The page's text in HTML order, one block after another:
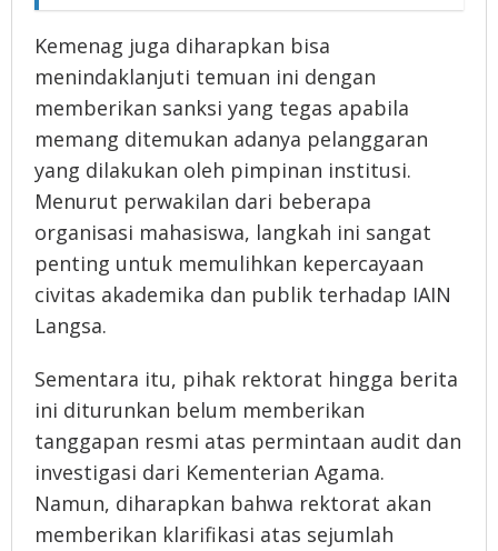
Kemenag juga diharapkan bisa
menindaklanjuti temuan ini dengan
memberikan sanksi yang tegas apabila
memang ditemukan adanya pelanggaran
yang dilakukan oleh pimpinan institusi.
Menurut perwakilan dari beberapa
organisasi mahasiswa, langkah ini sangat
penting untuk memulihkan kepercayaan
civitas akademika dan publik terhadap IAIN
Langsa.
Sementara itu, pihak rektorat hingga berita
ini diturunkan belum memberikan
tanggapan resmi atas permintaan audit dan
investigasi dari Kementerian Agama.
Namun, diharapkan bahwa rektorat akan
memberikan klarifikasi atas sejumlah